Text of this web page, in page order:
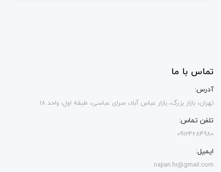
تماس با ما
آدرس:
تهران، بازار بزرگ، بازار عباس آباد، سرای عباسی، طبقه اول، واحد 18
تلفن تماس:
09124284980
ایمیل:
najian.hr@gmail.com